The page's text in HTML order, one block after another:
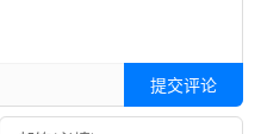
提交评论